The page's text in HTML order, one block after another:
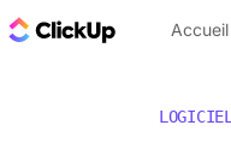
ClickUp Blog
Accueil
LOGICIEL